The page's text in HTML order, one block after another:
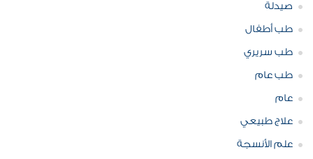
صيدلة
طب أطفال
طب سريري
طب عام
عام
علاج طبيعي
علم الأنسجة